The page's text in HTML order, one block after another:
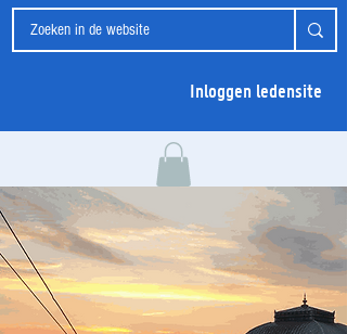
Inloggen ledensite